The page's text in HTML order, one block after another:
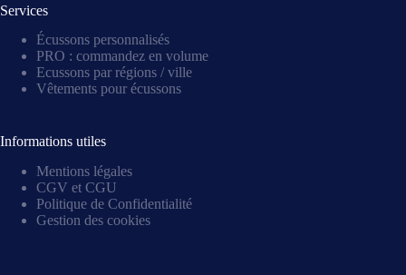
Services
Écussons personnalisés
PRO : commandez en volume
Ecussons par régions / ville
Vêtements pour écussons
Informations utiles
Mentions légales
CGV et CGU
Politique de Confidentialité
Gestion des cookies